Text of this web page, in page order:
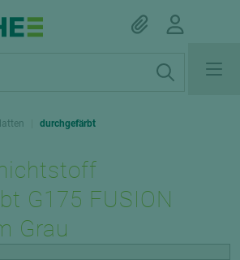
durchgefärbt
G175 FUSION
Grau